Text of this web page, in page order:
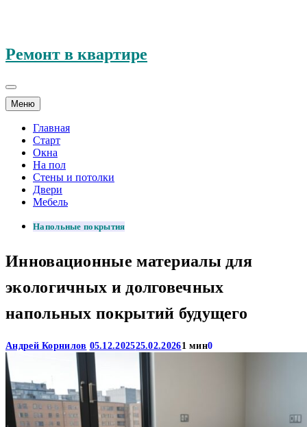
Ремонт в квартире
Меню
Главная
Старт
Окна
На пол
Стены и потолки
Двери
Мебель
Напольные покрытия
Инновационные материалы для
экологичных и долговечных
напольных покрытий будущего
Андрей Корнилов 05.12.202525.02.20261 мин0